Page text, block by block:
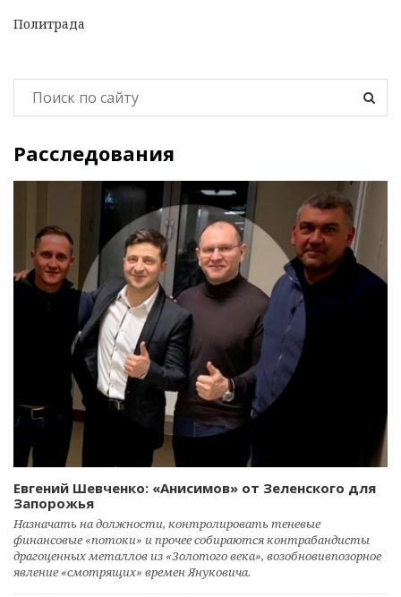
Политрада
Расследования
Евгений Шевченко: «Анисимов» от Зеленского для
Запорожья
Назначать на должности, контролировать теневые
финансовые «потоки» и прочее собираются контрабандисты
драгоценных металлов из «Золотого века», возобновивпозорное
явление «смотрящих» времен Януковича.